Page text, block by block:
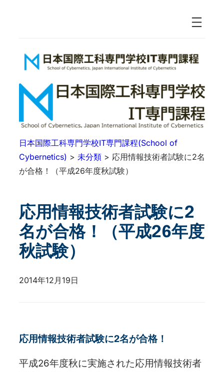
日本国際工科専門学校IT専門課程(School of
Cybernetics) > 未分類 > 応用情報技術者試験に2名
が合格！（平成26年度秋試験）
応用情報技術者試験に2
名が合格！（平成26年度
秋試験）
2014年12月19日
応用情報技術者試験に2名が合格！
平成26年度秋に実施された応用情報技術者